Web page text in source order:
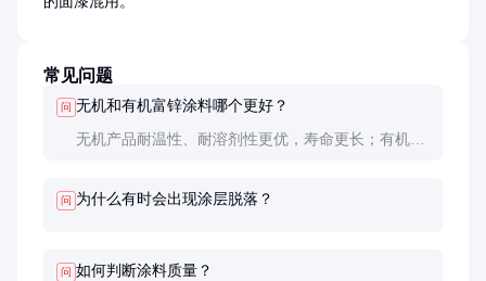
常见问题
问 无机和有机富锌涂料哪个更好？
无机产品耐温性、耐溶剂性更优，寿命更长；有机产
问 为什么有时会出现涂层脱落？
问 如何判断涂料质量？